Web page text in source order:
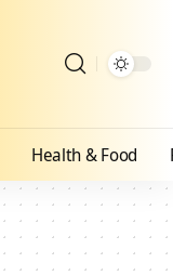
Health & Food